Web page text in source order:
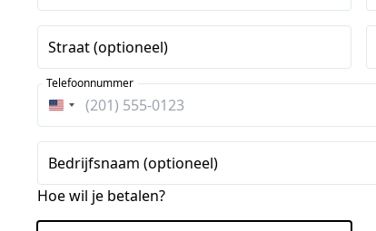
Straat (optioneel)
Verenigde
Staten
+1
Telefoonnummer
Bedrijfsnaam (optioneel)
Hoe wil je betalen?